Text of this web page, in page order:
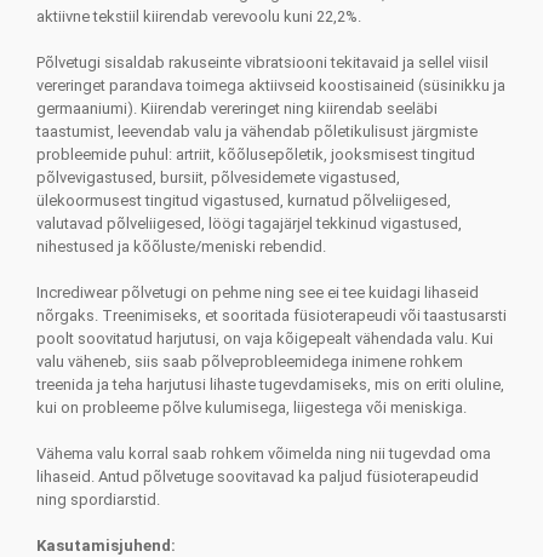
aktiivne tekstiil kiirendab verevoolu kuni 22,2%.
Põlvetugi sisaldab rakuseinte vibratsiooni tekitavaid ja sellel viisil
vereringet parandava toimega aktiivseid koostisaineid (süsinikku ja
germaaniumi). Kiirendab vereringet ning kiirendab seeläbi
taastumist, leevendab valu ja vähendab põletikulisust järgmiste
probleemide puhul: artriit, kõõlusepõletik, jooksmisest tingitud
põlvevigastused, bursiit, põlvesidemete vigastused,
ülekoormusest tingitud vigastused, kurnatud põlveliigesed,
valutavad põlveliigesed, löögi tagajärjel tekkinud vigastused,
nihestused ja kõõluste/meniski rebendid.
Incrediwear põlvetugi on pehme ning see ei tee kuidagi lihaseid
nõrgaks. Treenimiseks, et sooritada füsioterapeudi või taastusarsti
poolt soovitatud harjutusi, on vaja kõigepealt vähendada valu. Kui
valu väheneb, siis saab põlveprobleemidega inimene rohkem
treenida ja teha harjutusi lihaste tugevdamiseks, mis on eriti oluline,
kui on probleeme põlve kulumisega, liigestega või meniskiga.
Vähema valu korral saab rohkem võimelda ning nii tugevdad oma
lihaseid. Antud põlvetuge soovitavad ka paljud füsioterapeudid
ning spordiarstid.
Kasutamisjuhend: